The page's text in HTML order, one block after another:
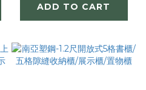
ADD TO CART